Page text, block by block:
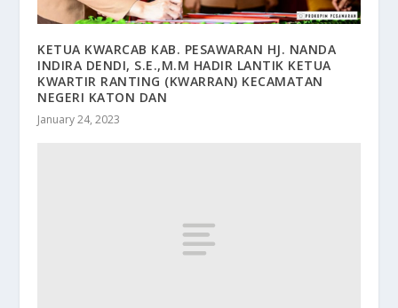
KETUA KWARCAB KAB. PESAWARAN HJ. NANDA
INDIRA DENDI, S.E.,M.M HADIR LANTIK KETUA
KWARTIR RANTING (KWARRAN) KECAMATAN
NEGERI KATON DAN
January 24, 2023